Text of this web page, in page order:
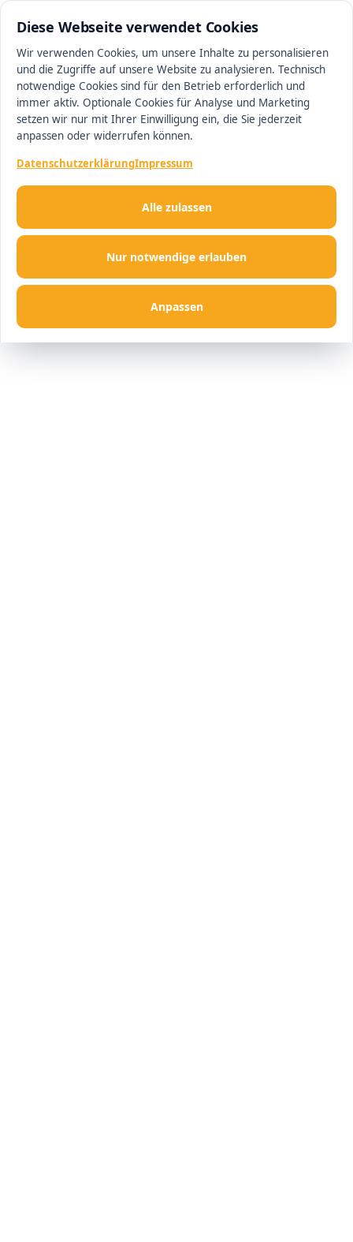
Diese Webseite verwendet Cookies
Wir verwenden Cookies, um unsere Inhalte zu personalisieren
und die Zugriffe auf unsere Website zu analysieren. Technisch
notwendige Cookies sind für den Betrieb erforderlich und
immer aktiv. Optionale Cookies für Analyse und Marketing
setzen wir nur mit Ihrer Einwilligung ein, die Sie jederzeit
anpassen oder widerrufen können.
DatenschutzerklärungImpressum
Nur notwendige erlauben
Anpassen
Alle zulassen